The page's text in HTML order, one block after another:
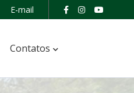
E-mail
Contatos